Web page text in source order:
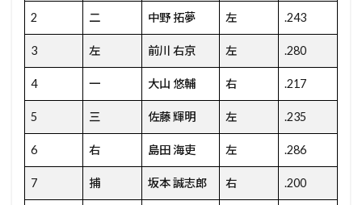
2 二 中野 拓夢 左 .243
3 左 前川 右京 左 .280
4 一 大山 悠輔 右 .217
5 三 佐藤 輝明 左 .235
6 右 島田 海吏 左 .286
7 捕 坂本 誠志郎 右 .200